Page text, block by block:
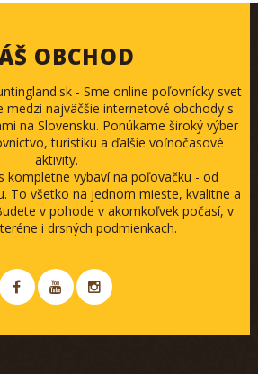
OBCHOD
- Sme online poľovnícky svet
medzi najväčšie internetové obchody s
na Slovensku. Ponúkame široký výber
turistiku a ďalšie voľnočasové
aktivity.
kompletne vybaví na poľovačku - od
To všetko na jednom mieste, kvalitne a
v pohode v akomkoľvek počasí, v
i drsných podmienkach.